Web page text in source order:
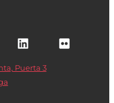
Puerta 3